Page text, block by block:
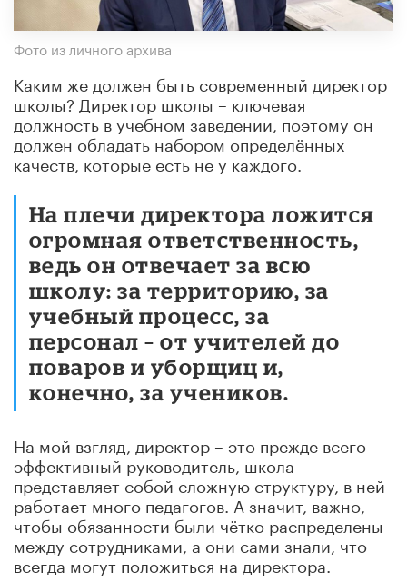
Фото из личного архива
Каким же должен быть современный директор
школы? Директор школы – ключевая
должность в учебном заведении, поэтому он
должен обладать набором определённых
качеств, которые есть не у каждого.
На плечи директора ложится
огромная ответственность,
ведь он отвечает за всю
школу: за территорию, за
учебный процесс, за
персонал – от учителей до
поваров и уборщиц и,
конечно, за учеников.
На мой взгляд, директор – это прежде всего
эффективный руководитель, школа
представляет собой сложную структуру, в ней
работает много педагогов. А значит, важно,
чтобы обязанности были чётко распределены
между сотрудниками, а они сами знали, что
всегда могут положиться на директора.